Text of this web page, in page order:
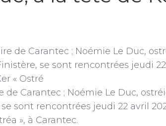
de Carantec ; Noémie Le Duc,
sont rencontrées jeudi 22 avril
», à Carantec.